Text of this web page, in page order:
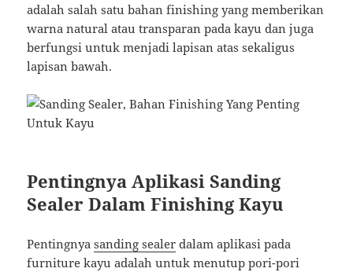
adalah salah satu bahan finishing yang memberikan
warna natural atau transparan pada kayu dan juga
berfungsi untuk menjadi lapisan atas sekaligus
lapisan bawah.
Pentingnya Aplikasi Sanding
Sealer Dalam Finishing Kayu
Pentingnyasanding sealer dalam aplikasi pada
furniture kayu adalah untuk menutup pori-pori